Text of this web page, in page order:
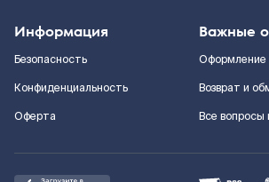
Информация
Безопасность
Конфиденциальность
Оферта
Важные
Оформление
Возврат и
Все вопросы